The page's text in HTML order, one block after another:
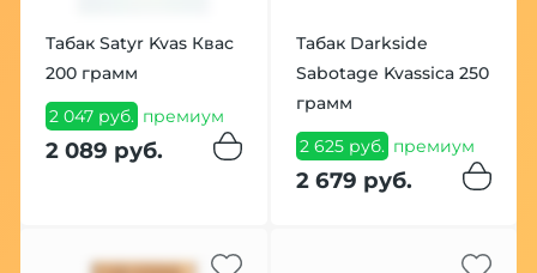
Табак Satyr Kvas Квас
200 грамм
2 047 руб. премиум
2 089 руб.
Табак Darkside
Sabotage Kvassica 250
грамм
2 625 руб. премиум
2 679 руб.